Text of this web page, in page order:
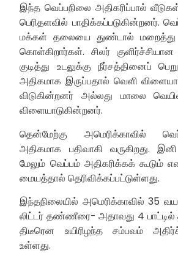
இந்த வெப்பநிலை அதிகரிப்பால்
பெரிதளவில் பாதிக்கப்படுகின்றனர்.
மக்கள் தலையை துண்டால் மறைத்து
கொள்கிறார்கள். சிலர் குளிர்ச்சியான
குடித்து உடலுக்கு நீர்சத்தினைப்
அதிகமாக இருப்பதால் வெளி
விடுகின்றனர் அல்லது மாலை
விளையாடுகின்றனர்.
தென்மேற்கு அமெரிக்காவில்
அதிகமாக பதிவாகி வருகிறது.
மேலும் வெப்பம் அதிகரிக்கக் கூடும்
மையத்தால் தெரிவிக்கப்பட்டுள்ளது.
இந்தநிலையில் அமெரிக்காவில் 35
லிட்டர் தண்ணீரை- அதாவது 4
திடீரென உயிரிழந்த சம்பவம்
உள்ளது.